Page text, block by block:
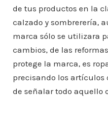
de tus productos en la
calzado y sombrerería,
marca sólo se utilizara
cambios, de las
protege la marca, es
precisando los artículos
de señalar todo aquello